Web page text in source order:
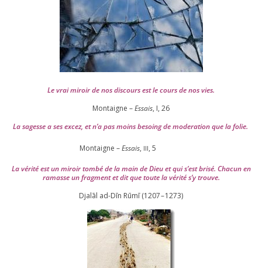
Le vrai miroir de nos dis­cours est le cours de nos vies.
Montaigne –Essais, I, 26
La sagesse a ses excez, et n’a pas moins besoing de mode­ra­tion que la folie.
Montaigne –Essais, III, 5
La véri­té est un miroir tom­bé de la main de Dieu et qui s’est bri­sé. Chacun en
ramasse un frag­ment et dit que toute la véri­té s’y trouve.
Djalāl ad-Dīn Rūmī (1207–1273)